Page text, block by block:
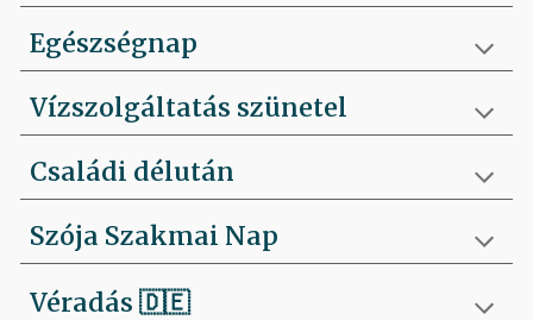
Egészségnap
Vízszolgáltatás szünetel
Családi délután
Szója Szakmai Nap
Véradás🇩🇪